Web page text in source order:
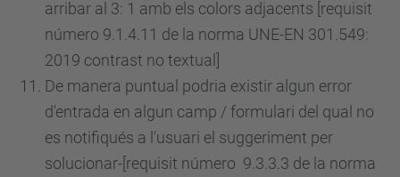
arribar al 3: 1 amb els colors adjacents [requisit
número 9.1.4.11 de la norma UNE-EN 301.549:
2019 contrast no textual]
De manera puntual podria existir algun error
d'entrada en algun camp / formulari del qual no
es notifiqués a l'usuari el suggeriment per
solucionar-[requisit número 9.3.3.3 de la norma